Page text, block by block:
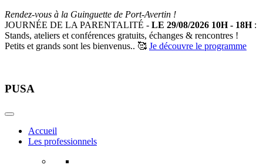
Rendez-vous à la Guinguette de Port-Avertin !
JOURNÉE DE LA PARENTALITÉ - LE 29/08/2026 10H - 18H:
Stands, ateliers et conférences gratuits, échanges & rencontres !
Petits et grands sont les bienvenus.. 🥰 Je découvre le programme
PUSA
Accueil
Les professionnels